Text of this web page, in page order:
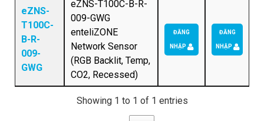
eZNS-
T100C-
B-R-
009-
GWG
eZNS-T100C-B-R-
009-GWG
enteliZONE
Network Sensor
(RGB Backlit, Temp,
CO2, Recessed)
ĐĂNG
NHẬP
ĐĂNG
NHẬP
Showing 1 to 1 of 1 entries